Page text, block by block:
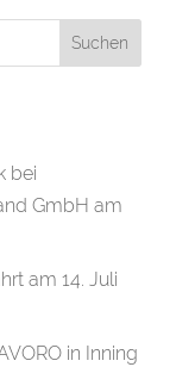
bei
GmbH am
am 14. Juli
in Inning